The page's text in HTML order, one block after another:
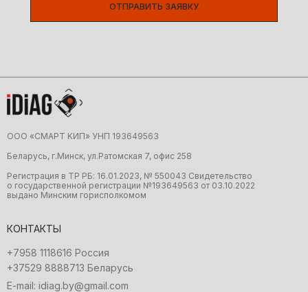
ОТПРАВИТЬ ЗАЯВКУ
ООО «CMAРТ KИП» УНП 19З64956З
Беларусь, г.Минск, ул.Ратомская 7, офис 258
Регистрация в ТР РБ: 16.01.2023, № 550043 Свидетельство
о государственной регистрации №19З64956З от 03.10.2022
выдано Минским горисполкомом
КОНТАКТЫ
+7958 1118616 Россия
+37529 8888713 Беларусь
E-mail: idiag.by@gmail.com